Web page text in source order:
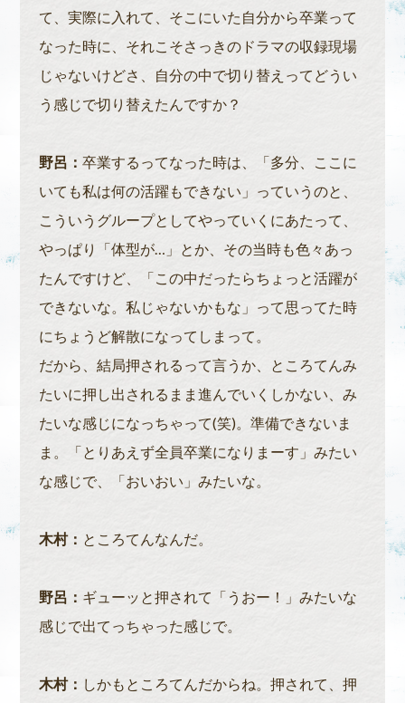
て、実際に入れて、そこにいた自分から卒業って
なった時に、それこそさっきのドラマの収録現場
じゃないけどさ、自分の中で切り替えってどうい
う感じで切り替えたんですか？
野呂： 卒業するってなった時は、「多分、ここに
いても私は何の活躍もできない」っていうのと、
こういうグループとしてやっていくにあたって、
やっぱり「体型が…」とか、その当時も色々あっ
たんですけど、「この中だったらちょっと活躍が
できないな。私じゃないかもな」って思ってた時
にちょうど解散になってしまって。
だから、結局押されるって言うか、ところてんみ
たいに押し出されるまま進んでいくしかない、み
たいな感じになっちゃって(笑)。準備できないま
ま。「とりあえず全員卒業になりまーす」みたい
な感じで、「おいおい」みたいな。
木村： ところてんなんだ。
野呂： ギューッと押されて「うおー！」みたいな
感じで出てっちゃった感じで。
木村： しかもところてんだからね。押されて、押